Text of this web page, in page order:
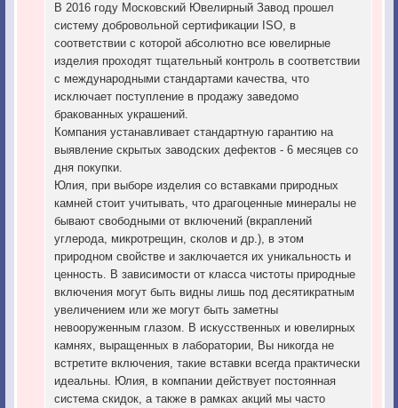
В 2016 году Московский Ювелирный Завод прошел
систему добровольной сертификации ISO, в
соответствии с которой абсолютно все ювелирные
изделия проходят тщательный контроль в соответствии
с международными стандартами качества, что
исключает поступление в продажу заведомо
бракованных украшений.
Компания устанавливает стандартную гарантию на
выявление скрытых заводских дефектов - 6 месяцев со
дня покупки.
Юлия, при выборе изделия со вставками природных
камней стоит учитывать, что драгоценные минералы не
бывают свободными от включений (вкраплений
углерода, микротрещин, сколов и др.), в этом
природном свойстве и заключается их уникальность и
ценность. В зависимости от класса чистоты природные
включения могут быть видны лишь под десятикратным
увеличением или же могут быть заметны
невооруженным глазом. В искусственных и ювелирных
камнях, выращенных в лаборатории, Вы никогда не
встретите включения, такие вставки всегда практически
идеальны. Юлия, в компании действует постоянная
система скидок, а также в рамках акций мы часто